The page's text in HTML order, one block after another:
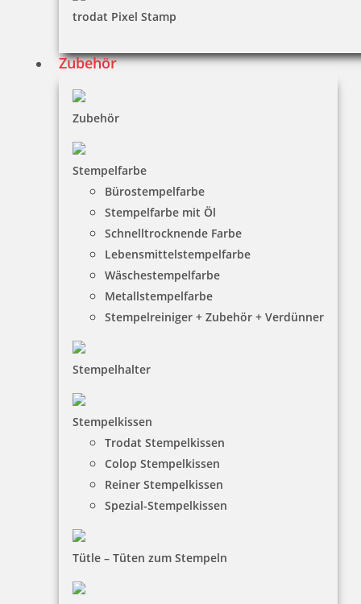
trodat Pixel Stamp
Zubehör
Zubehör
Stempelfarbe
Bürostempelfarbe
Stempelfarbe mit Öl
Schnelltrocknende Farbe
Lebensmittelstempelfarbe
Wäschestempelfarbe
Metallstempelfarbe
Stempelreiniger + Zubehör + Verdünner
Stempelhalter
Stempelkissen
Trodat Stempelkissen
Colop Stempelkissen
Reiner Stempelkissen
Spezial-Stempelkissen
Tütle – Tüten zum Stempeln
Colop Printer 38 Textstempel 56x33 mm
Jetzt gestalten